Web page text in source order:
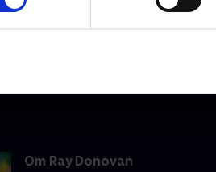
Om Ray Donovan